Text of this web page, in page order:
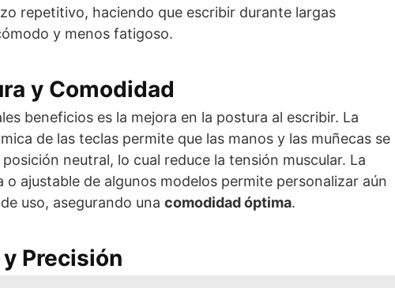
repetitivo, haciendo que escribir durante largas
y menos fatigoso.
y Comodidad
beneficios es la mejora en la postura al escribir. La
de las teclas permite que las manos y las muñecas se
neutral, lo cual reduce la tensión muscular. La
o ajustable de algunos modelos permite personalizar aún
uso, asegurando una comodidad óptima.
Precisión